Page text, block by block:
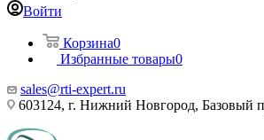
Войти
Корзина0
Избранные товары0
sales@rti-expert.ru
603124, г. Нижний Новгород, Базовый